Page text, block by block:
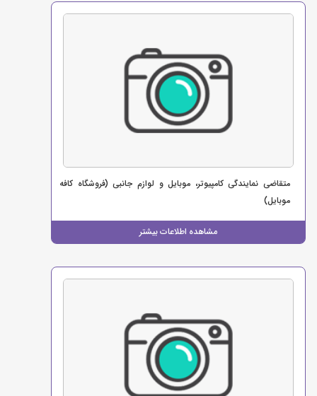
مشاهده اطلاعات بیشتر
متقاضی نمایندگی کامپیوتر، موبایل و لوازم جانبی (فروشگاه کافه
موبایل)